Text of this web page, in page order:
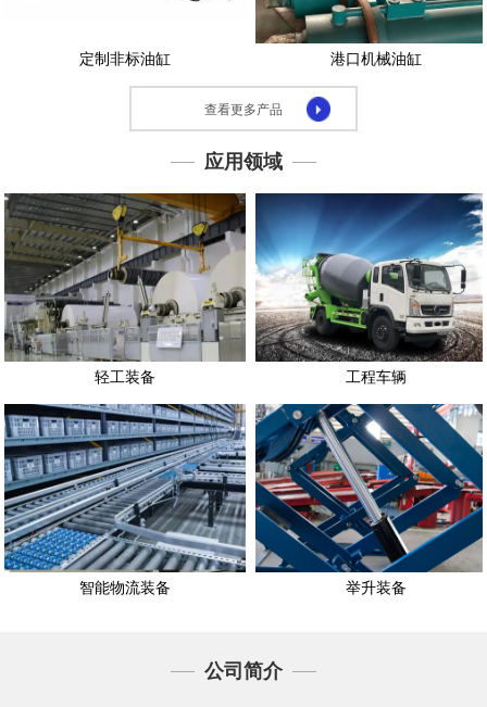
们
定制非标油缸 港口机械油缸
查看更多产品
应用领域
轻工装备 工程车辆
智能物流装备 举升装备
公司简介